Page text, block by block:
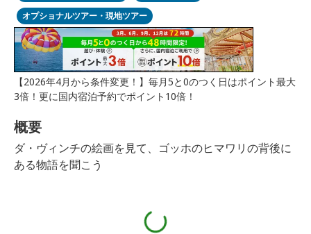
オプショナルツアー・現地ツアー
【2026年4月から条件変更！】毎月5と0のつく日はポイント最大
3倍！更に国内宿泊予約でポイント10倍！
概要
ダ・ヴィンチの絵画を見て、ゴッホのヒマワリの背後に
ある物語を聞こう